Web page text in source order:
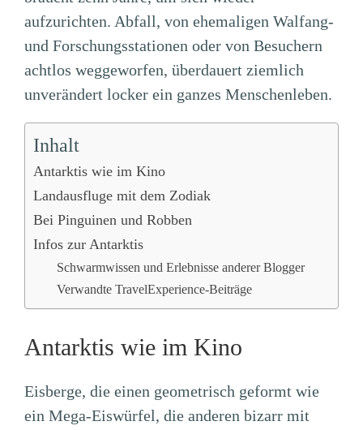
aufzurichten. Abfall, von ehemaligen Walfang-
und Forschungsstationen oder von Besuchern
achtlos weggeworfen, überdauert ziemlich
unverändert locker ein ganzes Menschenleben.
Inhalt
Antarktis wie im Kino
Landausfluge mit dem Zodiak
Bei Pinguinen und Robben
Infos zur Antarktis
Schwarmwissen und Erlebnisse anderer Blogger
Verwandte TravelExperience-Beiträge
Antarktis wie im Kino
Eisberge, die einen geometrisch geformt wie
ein Mega-Eiswürfel, die anderen bizarr mit